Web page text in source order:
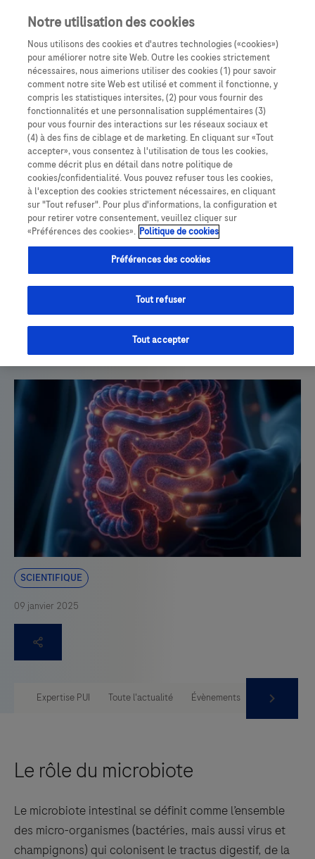
ExpertisePUI
Scientifique
Autrefois qualifié de flore intestinale, le microbiote
intestinal fait l’objet de recherches de plus en plus
poussées pour mieux comprendre le fonctionnement
du corps humain et l’apparition de certaines maladies.
L’objectif à terme : traiter certaines pathologies en
modulant sa composition.
09 janvier 2025
Expertise PUI Toute l'actualité Évènements Comité des
Le rôle du microbiote
Le microbiote intestinal se définit comme l’ensemble
des micro-organismes (bactéries, mais aussi virus et
champignons) qui colonisent le tractus digestif, de la
Notre utilisation des cookies
Nous utilisons des cookies et d'autres technologies («cookies»)
pour améliorer notre site Web. Outre les cookies strictement
nécessaires, nous aimerions utiliser des cookies (1) pour savoir
comment notre site Web est utilisé et comment il fonctionne, y
compris les statistiques intersites, (2) pour vous fournir des
fonctionnalités et une personnalisation supplémentaires (3)
pour vous fournir des interactions sur les réseaux sociaux et
(4) à des fins de ciblage et de marketing. En cliquant sur «Tout
accepter», vous consentez à l'utilisation de tous les cookies,
comme décrit plus en détail dans notre politique de
cookies/confidentialité. Vous pouvez refuser tous les cookies,
à l'exception des cookies strictement nécessaires, en cliquant
sur "Tout refuser". Pour plus d'informations, la configuration et
pour retirer votre consentement, veuillez cliquer sur
«Préférences des cookies». Politique de cookies
Préférences des cookies
Tout refuser
Tout accepter